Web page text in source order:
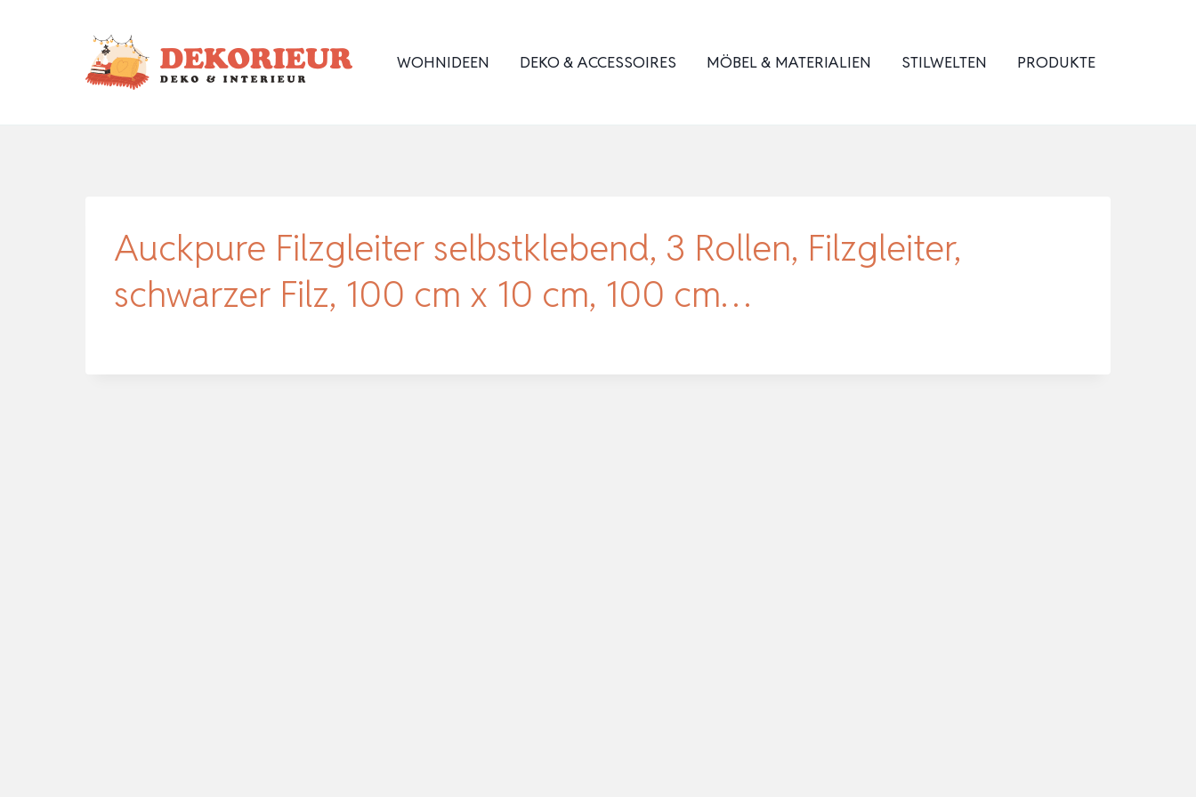
WOHNIDEEN DEKO & ACCESSOIRES MÖBEL & MATERIALIEN STILWELTEN PRODUKTE
Auckpure Filzgleiter selbstklebend, 3 Rollen, Filzgleiter,
schwarzer Filz, 100 cm x 10 cm, 100 cm…